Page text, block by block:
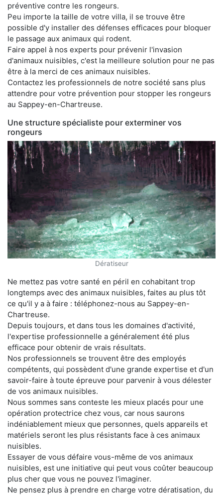
préventive contre les rongeurs.
Peu importe la taille de votre villa, il se trouve être
possible d'y installer des défenses efficaces pour bloquer
le passage aux animaux qui rodent.
Faire appel à nos experts pour prévenir l'invasion
d'animaux nuisibles, c'est la meilleure solution pour ne pas
être à la merci de ces animaux nuisibles.
Contactez les professionnels de notre société sans plus
attendre pour votre prévention pour stopper les rongeurs
au Sappey-en-Chartreuse.
Une structure spécialiste pour exterminer vos
rongeurs
Dératiseur
Ne mettez pas votre santé en péril en cohabitant trop
longtemps avec des animaux nuisibles, faites au plus tôt
ce qu'il y a à faire : téléphonez-nous au Sappey-en-
Chartreuse.
Depuis toujours, et dans tous les domaines d'activité,
l'expertise professionnelle a généralement été plus
efficace pour obtenir de vrais résultats.
Nos professionnels se trouvent être des employés
compétents, qui possèdent d'une grande expertise et d'un
savoir-faire à toute épreuve pour parvenir à vous délester
de vos animaux nuisibles.
Nous sommes sans conteste les mieux placés pour une
opération protectrice chez vous, car nous saurons
indéniablement mieux que personnes, quels appareils et
matériels seront les plus résistants face à ces animaux
nuisibles.
Essayer de vous défaire vous-même de vos animaux
nuisibles, est une initiative qui peut vous coûter beaucoup
plus cher que vous ne pouvez l'imaginer.
Ne pensez plus à prendre en charge votre dératisation, du